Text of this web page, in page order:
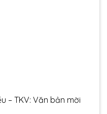
– TKV: Văn bản mời